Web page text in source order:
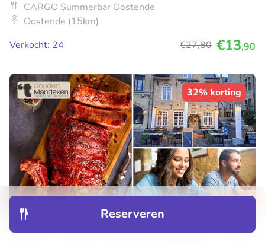
Reserveren
CARGO Summerbar Oostende
Oostende (15km)
Verkocht: 24
€27,80 €13,90
32% korting